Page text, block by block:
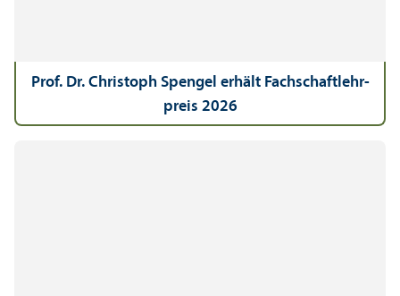
Prof. Dr. Christoph Spengel erhält Fach­schaft­lehr­
preis 2026